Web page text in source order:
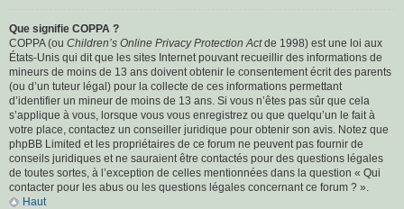
Que signifie COPPA ?
COPPA (ou Children’s Online Privacy Protection Actde 1998) est une loi aux
États-Unis qui dit que les sites Internet pouvant recueillir des informations de
mineurs de moins de 13 ans doivent obtenir le consentement écrit des parents
(ou d’un tuteur légal) pour la collecte de ces informations permettant
d’identifier un mineur de moins de 13 ans. Si vous n’êtes pas sûr que cela
s’applique à vous, lorsque vous vous enregistrez ou que quelqu’un le fait à
votre place, contactez un conseiller juridique pour obtenir son avis. Notez que
phpBB Limited et les propriétaires de ce forum ne peuvent pas fournir de
conseils juridiques et ne sauraient être contactés pour des questions légales
de toutes sortes, à l’exception de celles mentionnées dans la question « Qui
contacter pour les abus ou les questions légales concernant ce forum ? ».
Haut